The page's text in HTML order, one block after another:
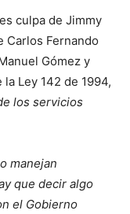
culpa de Jimmy
Carlos Fernando
Gómez y
Ley 142 de 1994,
los servicios
manejan
que decir algo
el Gobierno